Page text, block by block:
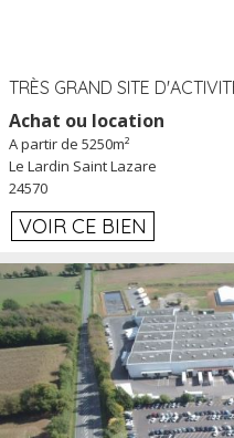
Achat ou location
A partir de 5250m²
Le Lardin Saint Lazare
24570
VOIR CE BIEN